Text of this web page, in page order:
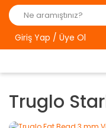
Giriş Yap / Üye Ol
Truglo